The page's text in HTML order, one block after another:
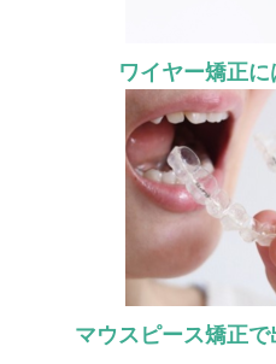
ワイヤー矯正
マウスピース矯正